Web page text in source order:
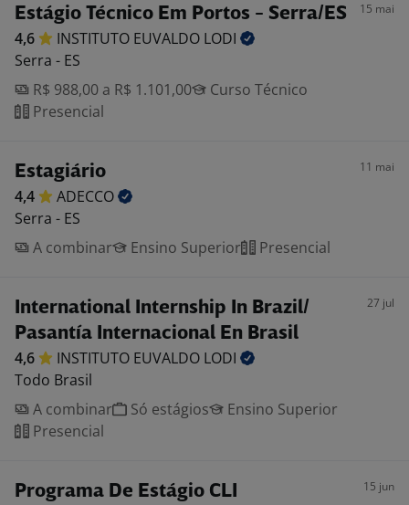
Estágio Técnico Em Portos - Serra/ES 15 mai
4,6 INSTITUTO EUVALDO LODI
Serra - ES
R$ 988,00 a R$ 1.101,00
Curso Técnico
Presencial
Estagiário 11 mai
4,4
ADECCO
Serra - ES
A combinar
Ensino Superior Presencial
International Internship In Brazil/
Pasantía Internacional En Brasil
27 jul
4,6 INSTITUTO EUVALDO LODI
Todo Brasil
A combinar
Só estágios
Ensino Superior
Presencial
Programa De Estágio CLI 15 jun